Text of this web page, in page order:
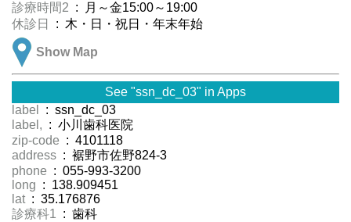
診療時間2 : 月～金15:00～19:00
休診日
: 木・日・祝日・年末年始
Show Map
See "ssn_dc_03" in Apps
label
: ssn_dc_03
label, : 小川歯科医院
zip-code : 4101118
address : 裾野市佐野824-3
phone : 055-993-3200
long : 138.909451
lat : 35.176876
診療科1 : 歯科